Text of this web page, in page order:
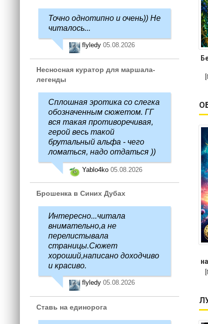
Точно однотипно и очень)) Не
читалось...
flyledy 05.08.2026
Несносная куратор для маршала-
легенды
Сплошная эротика со слегка
обозначенным сюжетом. ГГ
вся такая противоречивая,
герой весь такой
брутальный альфа - чего
ломаться, надо отдаться ))
Yablo4ko 05.08.2026
Брошенка в Синих Дубах
Интересно...читала
внимательно,а не
перелистывала
страницы.Сюжет
хороший,написано доходчиво
и красиво.
flyledy 05.08.2026
Ставь на единорога